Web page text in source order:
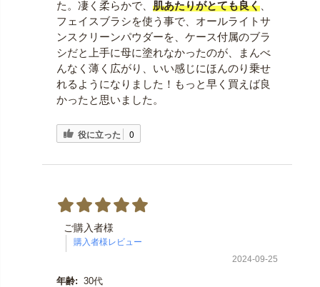
た。凄く柔らかで、 肌あたりがとても良く、
フェイスブラシを使う事で、オールライトサ
ンスクリーンパウダーを、ケース付属のブラ
シだと上手に母に塗れなかったのが、まんべ
んなく薄く広がり、いい感じにほんのり乗せ
れるようになりました！もっと早く買えば良
かったと思いました。
役に立った 0
ご購入者様
2024-09-25
年齢: 30代